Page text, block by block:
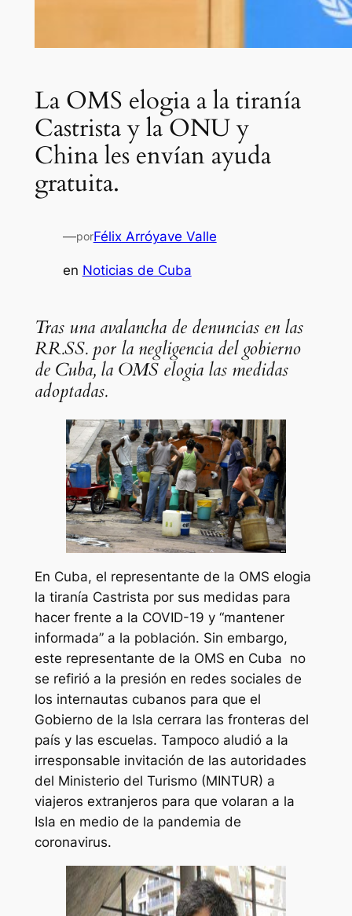
La OMS elogia a la tiranía
Castrista y la ONU y
China les envían ayuda
gratuita.
—porFélix Arróyave Valle
en Noticias de Cuba
Tras una avalancha de denuncias en las
RR.SS. por la negligencia del gobierno
de Cuba, la OMS elogia las medidas
adoptadas.
En Cuba, el representante de la OMS elogia
la tiranía Castrista por sus medidas para
hacer frente a la COVID-19 y “mantener
informada” a la población. Sin embargo,
este representante de la OMS en Cuba no
se refirió a la presión en redes sociales de
los internautas cubanos para que el
Gobierno de la Isla cerrara las fronteras del
país y las escuelas. Tampoco aludió a la
irresponsable invitación de las autoridades
del Ministerio del Turismo (MINTUR) a
viajeros extranjeros para que volaran a la
Isla en medio de la pandemia de
coronavirus.